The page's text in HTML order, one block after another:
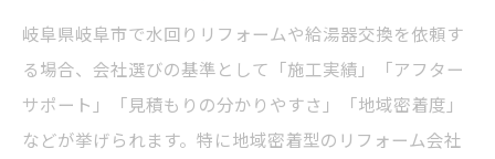
岐阜県岐阜市で水回りリフォームや給湯器交換を依頼す
る場合、会社選びの基準として「施工実績」「アフター
サポート」「見積もりの分かりやすさ」「地域密着度」
などが挙げられます。特に地域密着型のリフォーム会社